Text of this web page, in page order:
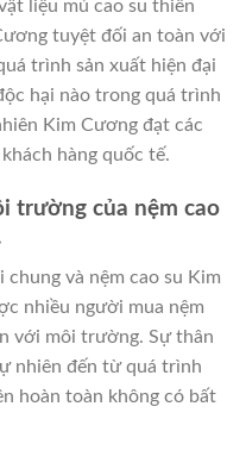
liệu mủ cao su thiên
tuyệt đối an toàn với
trình sản xuất hiện đại
hại nào trong quá trình
Kim Cương đạt các
hàng quốc tế.
trường của nệm cao
chung và nệm cao su Kim
nhiều người mua nệm
với môi trường. Sự thân
nhiên đến từ quá trình
hoàn toàn không có bất